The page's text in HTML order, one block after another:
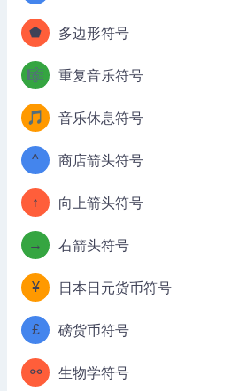
⬟ 多边形符号
🎼 重复音乐符号
🎵 音乐休息符号
^ 商店箭头符号
↑ 向上箭头符号
→ 右箭头符号
¥ 日本日元货币符号
£ 磅货币符号
⚯ 生物学符号